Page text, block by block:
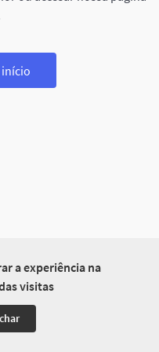
a experiência na
visitas